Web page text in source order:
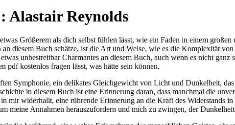
Alastair Reynolds
Größerem als dich selbst fühlen lässt, wie ein Faden in einem
diesem Buch schätze, ist die Art und Weise, wie es die Komplexität
unbestreitbar Charmantes an diesem Buch, auch wenn es nicht
pdf kostenlos fragen lässt, was hätte sein können.
Symphonie, ein delikates Gleichgewicht von Licht und Dunkelheit,
in diesem Buch ist eine Erinnerung daran, dass manchmal die
mir widerhallt, eine rührende Erinnerung an die Kraft des Widerstands
meine Annahmen herauszufordern und mich zu zwingen, der